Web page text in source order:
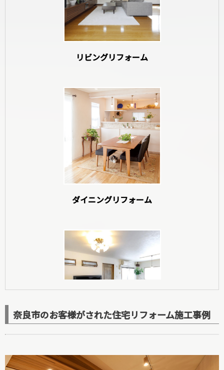
和室リフォーム
寝室リフォーム
リビングリフォーム
ダイニングリフォーム
奈良市のお客様がされた住宅リフォーム施工事例